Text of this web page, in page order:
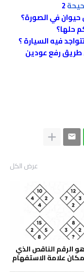
2
في الصورة؟
ﺣﻠﻬﺎ؟
فيه السيارة ؟
طريق رفع عودين
عرض الكل
الرقم الناقص الذي
علامة الاستفهام